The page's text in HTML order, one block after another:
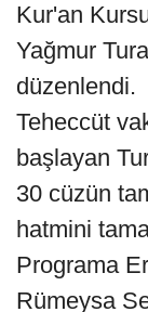
Kur'an
Yağmur
düzenlendi.
Teheccüt
başlayan
30 cüzün
hatmini
Programa
Rümeysa